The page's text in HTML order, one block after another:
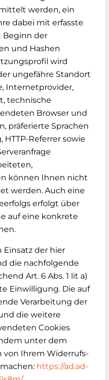
werden, ein
dabei mit erfasste
Beginn der
und Hashen
wird
ungefähre Standort
Internetprovider,
technische
Browser und
präferierte Sprachen
Referrer sowie
können Ihnen nicht
werden. Auch eine
erfolgt über
auf eine konkrete
der hier
die nachfolgende
Art. 6 Abs. 1 lit a)
Einwilligung. Die auf
Verarbeitung der
die weitere
Cookies
unter dem
von Ihrem Widerrufs-
https://ad.ad-